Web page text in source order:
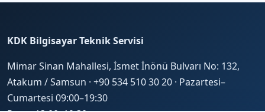
KDK Bilgisayar Teknik Servisi
Mimar Sinan Mahallesi, İsmet İnönü Bulvarı No: 132,
Atakum / Samsun · +90 534 510 30 20 · Pazartesi–
Cumartesi 09:00–19:30